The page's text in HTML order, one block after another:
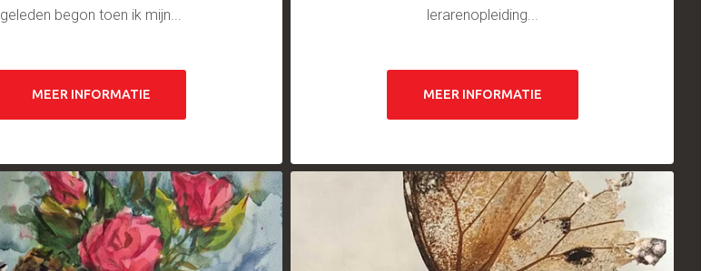
geleden begon toen ik mijn...
MEER INFORMATIE
lerarenopleiding...
MEER INFORMATIE